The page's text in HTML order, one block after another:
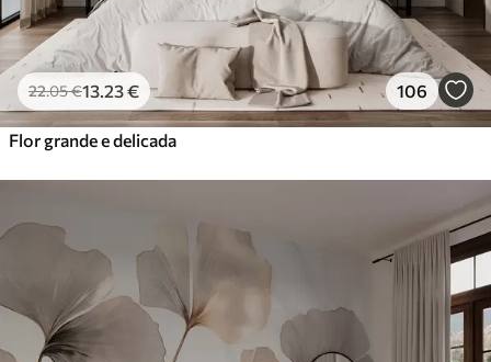
22.05€13 .23€ 106
Flor grande e delicada